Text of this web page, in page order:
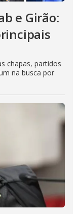
e Girão:
chapas, partidos
na busca por